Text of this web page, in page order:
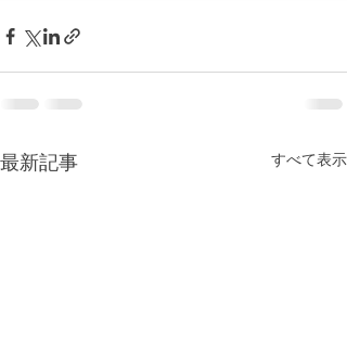
最新記事 すべて表示